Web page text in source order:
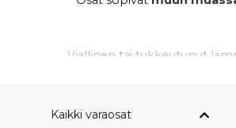
Viallinen tai tukkeutunut
sisätilojen lämmityksen ja
Kaikki varaosat